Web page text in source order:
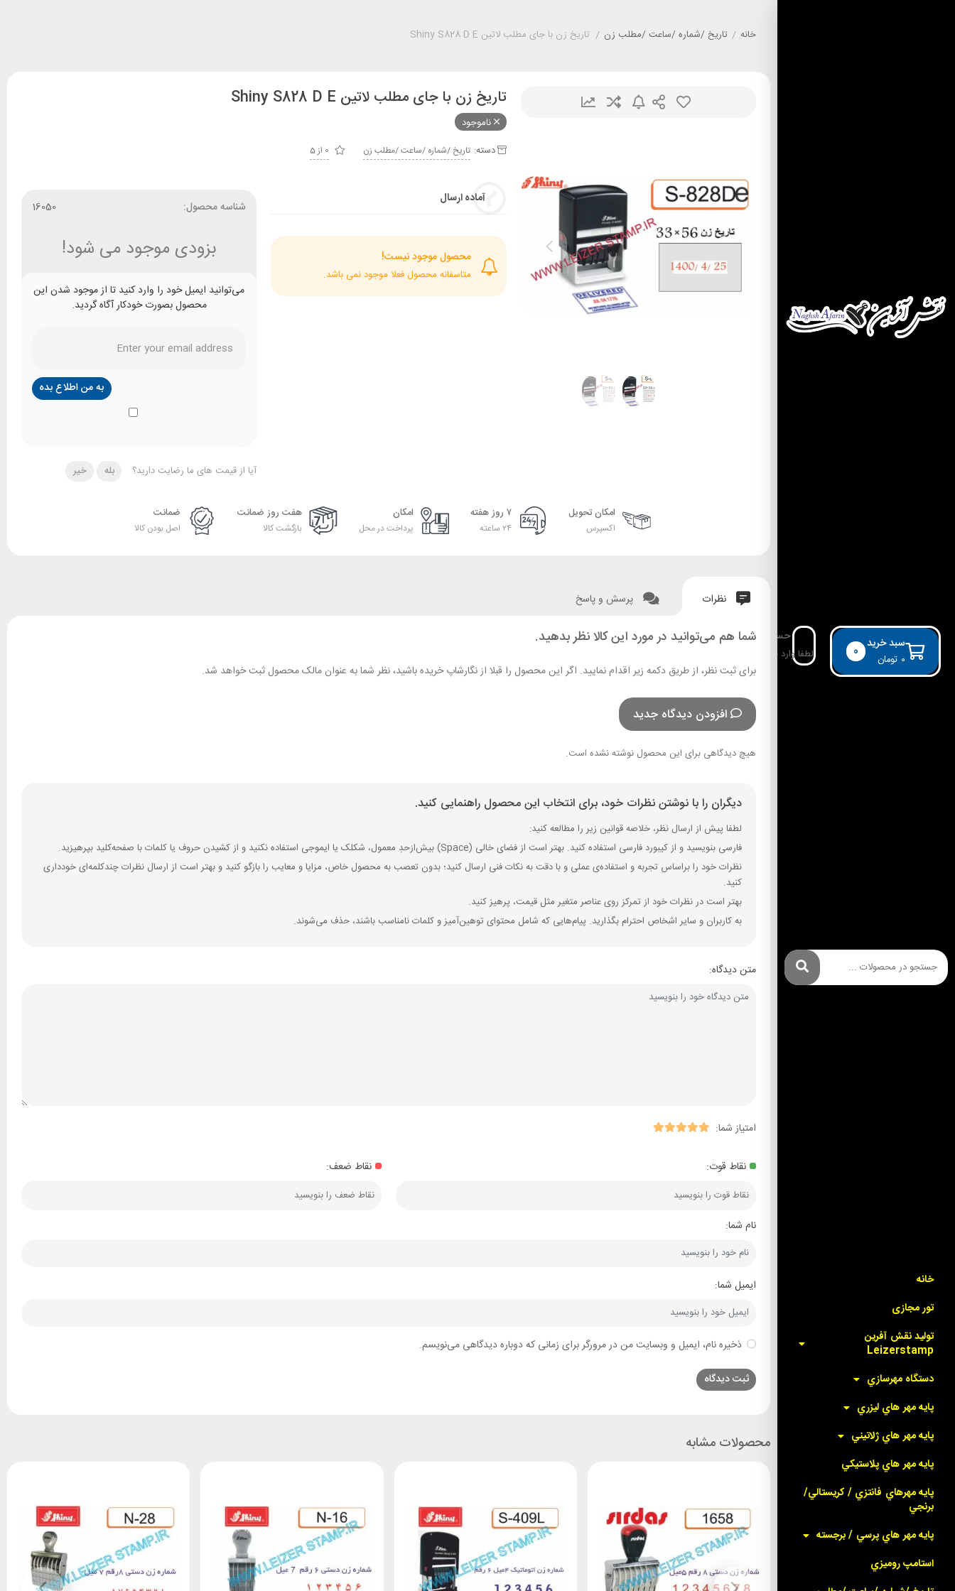
سبد خرید
تومان ۰ 0
حساب کاربری
لطفا وارد حساب خود شوید!
خانه
تور مجازی
توليد نقش آفرين
Leizerstamp
دستگاه مهرسازي
پايه مهر هاي ليزري
پايه مهر هاي ژلاتيني
پايه مهر هاي پلاستيکي
پايه مهرهاي فانتزي / کريستالي/
برنجي
پايه مهر هاي پرسي / برجسته
استامپ روميزي
خانه / تاريخ /شماره /ساعت /مطلب زن / تاریخ زن با جای مطلب لاتین Shiny S828 D E
تاریخ زن با جای مطلب لاتین Shiny S828 D E
ناموجود
دسته: تاريخ /شماره /ساعت /مطلب زن 0 از 5
آماده ارسال
محصول موجود نیست!
متاسفانه محصول فعلا موجود نمی باشد.
شناسه محصول: 16050
بزودی موجود می شود!
می‌توانید ایمیل خود را وارد کنید تا از موجود شدن این
محصول بصورت خودکار آگاه گردید.
آیا از قیمت های ما رضایت دارید؟ بله خیر
امکان تحویل
اکسپرس
۷ روز هفته
۲۴ ساعته
امکان
پرداخت در محل
هفت روز ضمانت
بازگشت کالا
ضمانت
اصل بودن کالا
نظرات پرسش و پاسخ
شما هم می‌توانید در مورد این کالا نظر بدهید.
برای ثبت نظر، از طریق دکمه زیر اقدام نمایید. اگر این محصول را قبلا از نگارشاپ خریده باشید، نظر شما به عنوان مالک محصول ثبت خواهد شد.
افزودن دیدگاه جدید
هیچ دیدگاهی برای این محصول نوشته نشده است.
دیگران را با نوشتن نظرات خود، برای انتخاب این محصول راهنمایی کنید.
لطفا پیش از ارسال نظر، خلاصه قوانین زیر را مطالعه کنید:
فارسی بنویسید و از کیبورد فارسی استفاده کنید. بهتر است از فضای خالی (Space) بیش‌از‌حدِ معمول، شکلک یا ایموجی استفاده نکنید و از کشیدن حروف یا کلمات با صفحه‌کلید بپرهیزید.
نظرات خود را براساس تجربه و استفاده‌ی عملی و با دقت به نکات فنی ارسال کنید؛ بدون تعصب به محصول خاص، مزایا و معایب را بازگو کنید و بهتر است از ارسال نظرات چندکلمه‌‌ای خودداری
کنید.
بهتر است در نظرات خود از تمرکز روی عناصر متغیر مثل قیمت، پرهیز کنید.
به کاربران و سایر اشخاص احترام بگذارید. پیام‌هایی که شامل محتوای توهین‌آمیز و کلمات نامناسب باشند، حذف می‌شوند.
متن دیدگاه:
امتیاز شما:
نقاط قوت: نقاط ضعف:
نام شما:
ایمیل شما:
ذخیره نام، ایمیل و وبسایت من در مرورگر برای زمانی که دوباره دیدگاهی می‌نویسم.
محصولات مشابه